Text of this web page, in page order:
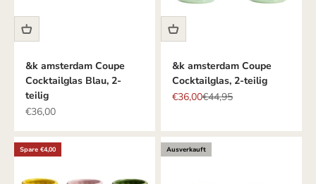
&k amsterdam Coupe
Cocktailglas Blau, 2-
teilig
Angebot
€36,00
&k amsterdam Coupe
Cocktailglas, 2-teilig
Angebot
€36,00Regulärer Preis
€44,95
Spare €4,00 Ausverkauft